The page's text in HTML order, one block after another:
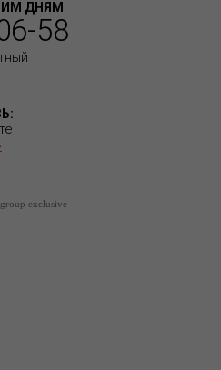
ДНЯМ
58
exclusive